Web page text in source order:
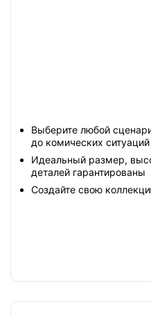
Выберите любой
до комических ситуаций
Идеальный размер,
деталей гарантированы
Создайте свою